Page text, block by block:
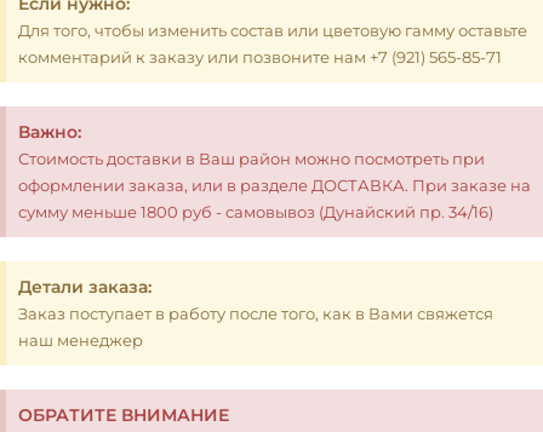
Для того, чтобы изменить состав или цветовую гамму оставьте
комментарий к заказу или позвоните нам +7 (921) 565-85-71
Важно:
Стоимость доставки в Ваш район можно посмотреть при
оформлении заказа, или в разделе ДОСТАВКА. При заказе на
сумму меньше 1800 руб - самовывоз (Дунайский пр. 34/16)
Детали заказа:
Заказ поступает в работу после того, как в Вами свяжется
наш менеджер
ОБРАТИТЕ ВНИМАНИЕ